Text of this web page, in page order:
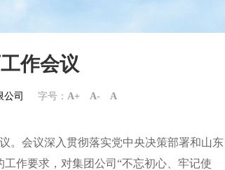
作会议
公司 字号： A+ A- A
。会议深入贯彻落实党中央决策部署和山东
作要求，对集团公司“不忘初心、牢记使